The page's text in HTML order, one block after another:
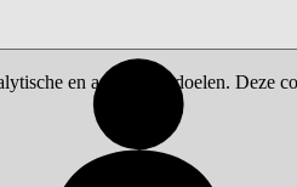
en advertentiedoelen. Deze